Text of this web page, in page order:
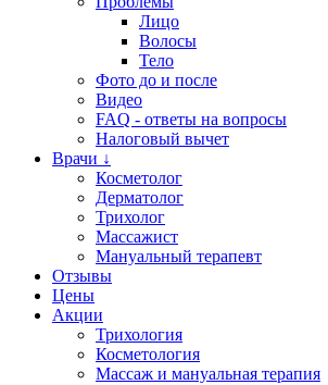
Лицо
Волосы
Тело
Фото до и после
Видео
FAQ - ответы на вопросы
Налоговый вычет
Врачи ↓
Косметолог
Дерматолог
Трихолог
Массажист
Мануальный терапевт
Отзывы
Цены
Акции
Трихология
Косметология
Массаж и мануальная терапия